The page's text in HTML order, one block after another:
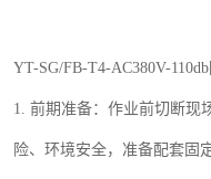
YT-SG/FB-T4-AC380V-110db
1. 前期准备：作业前切断现
险、环境安全，准备配套固
磁性开关